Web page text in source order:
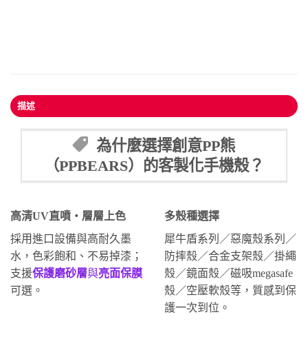
描述
為什麼選擇創意PP熊
（PPBEARS）的客製化手機殼？
高清UV直噴・層層上色
採用進口設備與高耐久墨
水，色彩飽和、不易掉漆；
支援保護磨砂層與亮面保膜
可選。
多殼種選擇
犀牛盾系列／惡魔殼系列／
防摔殼／合金支架殼／掛繩
殼／鏡面殼／磁吸megasafe
殼／空壓軟殼等，質感到保
護一次到位。